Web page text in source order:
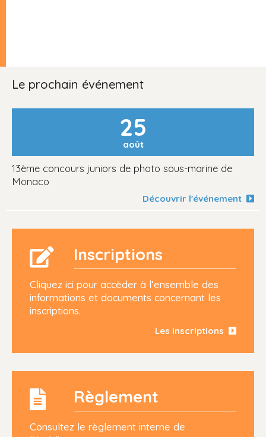
Le prochain événement
25
août
13ème concours juniors de photo sous-marine de
Monaco
Découvrir l'événement
Inscriptions
Cliquez ici pour accèder à l’ensemble des
informations et documents concernant les
inscriptions.
Les inscriptions
Règlement
Consultez le règlement interne de